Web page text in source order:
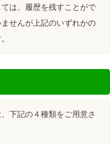
は、履歴を残すことがで
せんが上記のいずれかの
下記の４種類をご用意さ